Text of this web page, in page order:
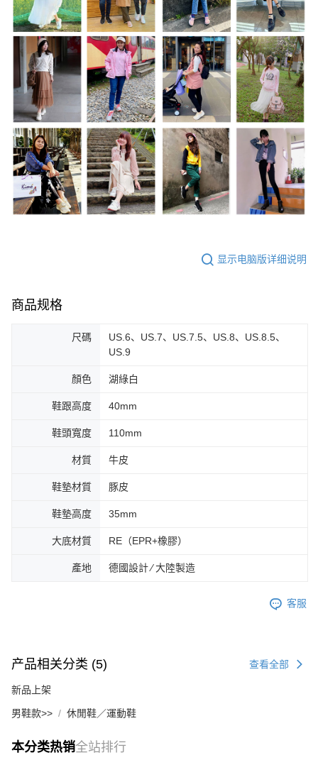
显示电脑版详细说明
商品规格
尺碼
US.6、US.7、US.7.5、US.8、US.8.5、
US.9
顏色 湖綠白
鞋跟高度 40mm
鞋頭寬度 110mm
材質 牛皮
鞋墊材質 豚皮
鞋墊高度 35mm
大底材質 RE（EPR+橡膠）
產地 德國設計 ∕ 大陸製造
客服
产品相关分类 (5) 查看全部
新品上架
男鞋款>> 休閒鞋／運動鞋
本分类热销全站排行